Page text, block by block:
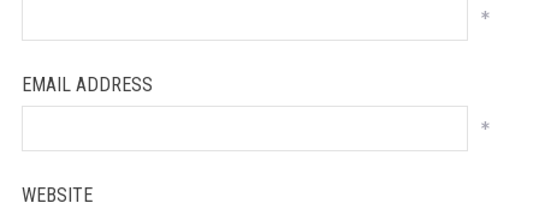
*
EMAIL ADDRESS
*
WEBSITE